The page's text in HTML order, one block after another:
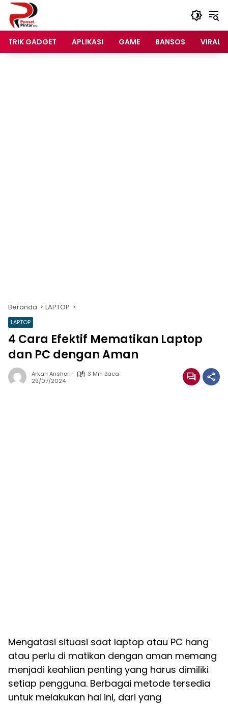
Langsung
konten
TRIK GADGET
APLIKASI GAME BANSOS VIRAL
Beranda LAPTOP
LAPTOP
4 Cara Efektif Mematikan Laptop
dan PC dengan Aman
Arkan Anshori
3 Min Baca
29/07/2024
Mengatasi situasi saat laptop atau PC hang
atau perlu di matikan dengan aman memang
menjadi keahlian penting yang harus dimiliki
setiap pengguna. Berbagai metode tersedia
untuk melakukan hal ini, dari yang